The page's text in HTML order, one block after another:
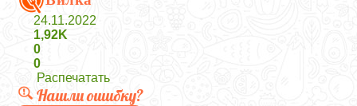
24.11.2022
1,92K
0
0
Распечатать
Нашли ошибку?